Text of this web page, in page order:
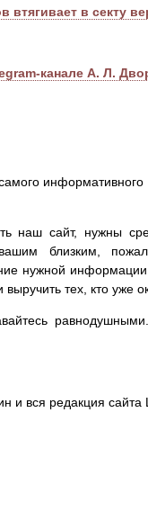
втягивает в секту
канале А. Л.
информативного
наш сайт, нужны
близким,
нужной
тех, кто уже
равнодушными.
и вся редакция